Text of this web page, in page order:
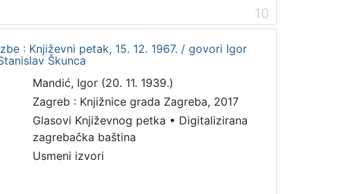
10
: Književni petak, 15. 12. 1967. / govori Igor
Škunca
Mandić, Igor (20. 11. 1939.)
Zagreb : Knjižnice grada Zagreba, 2017
Glasovi Književnog petka • Digitalizirana
zagrebačka baština
Usmeni izvori